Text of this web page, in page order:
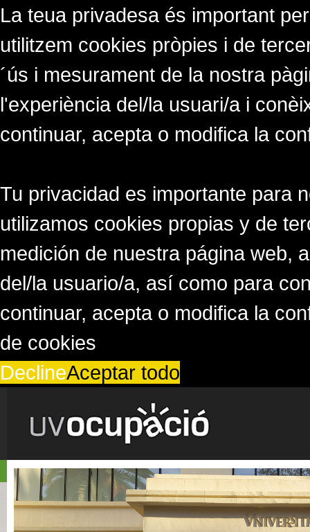
La teua privadesa és important
utilitzem cookies pròpies i de
´ús i mesurament de la nostra
l'experiència del/la usuari/a i
continuar, acepta o modifica la
Tu privacidad es importante para
utilizamos cookies propias y de
medición de nuestra página web,
del/la usuario/a, así como para
continuar, acepta o modifica la
de cookies
DeclineAceptar todo